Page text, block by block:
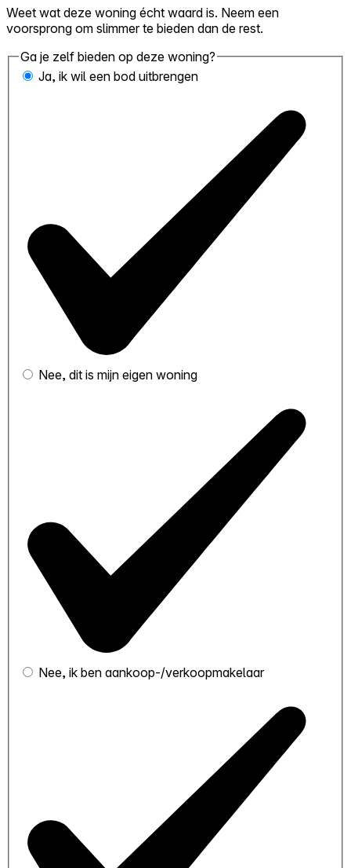
Weet wat deze woning écht waard is. Neem een
voorsprong om slimmer te bieden dan de rest.
Ga je zelf bieden op deze woning?
Ja, ik wil een bod uitbrengen
Nee, dit is mijn eigen woning
Nee, ik ben aankoop-/verkoopmakelaar